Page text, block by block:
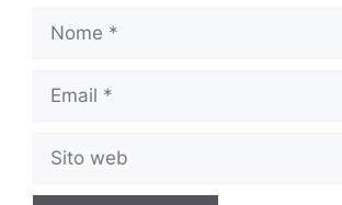
Nome
Email
Sito
web